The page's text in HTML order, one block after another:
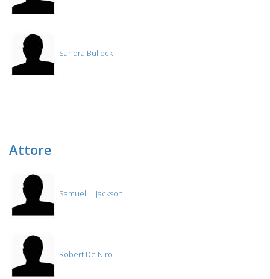
Sandra Bullock
Attore
Samuel L. Jackson
Robert De Niro